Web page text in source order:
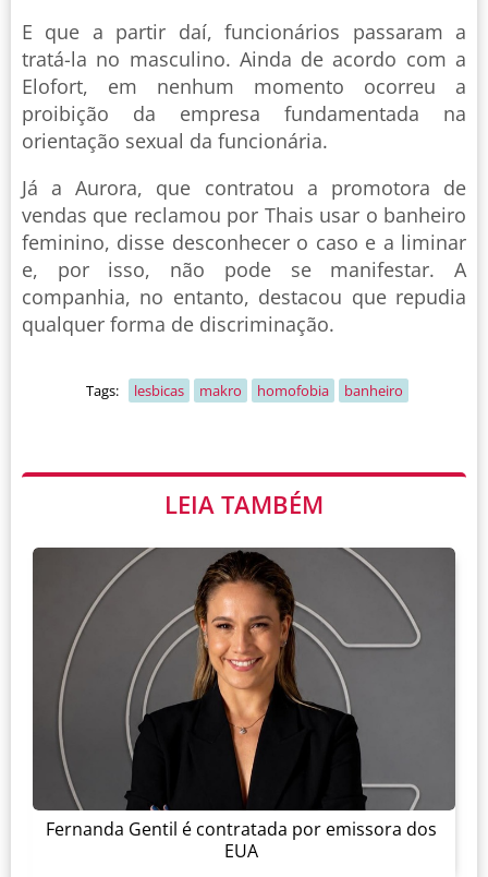
E que a partir daí, funcionários passaram a
tratá-la no masculino. Ainda de acordo com a
Elofort, em nenhum momento ocorreu a
proibição da empresa fundamentada na
orientação sexual da funcionária.
Já a Aurora, que contratou a promotora de
vendas que reclamou por Thais usar o banheiro
feminino, disse desconhecer o caso e a liminar
e, por isso, não pode se manifestar. A
companhia, no entanto, destacou que repudia
qualquer forma de discriminação.
Tags: lesbicas makro homofobia banheiro
LEIA TAMBÉM
Fernanda Gentil é contratada por emissora dos
EUA